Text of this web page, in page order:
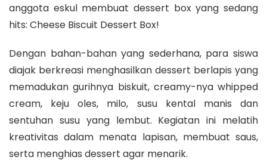
anggota eskul membuat dessert box yang sedang
hits: Cheese Biscuit Dessert Box!
Dengan bahan-bahan yang sederhana, para siswa
diajak berkreasi menghasilkan dessert berlapis yang
memadukan gurihnya biskuit, creamy-nya whipped
cream, keju oles, milo, susu kental manis dan
sentuhan susu yang lembut. Kegiatan ini melatih
kreativitas dalam menata lapisan, membuat saus,
serta menghias dessert agar menarik.